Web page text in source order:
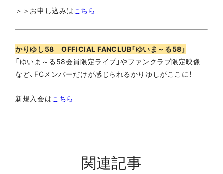
＞＞お申し込みはこちら
かりゆし58 OFFICIAL FANCLUB「ゆいま～る58」
「ゆいま～る58会員限定ライブ」やファンクラブ限定映像
など、FCメンバーだけが感じられるかりゆしがここに！
新規入会はこちら
関連記事